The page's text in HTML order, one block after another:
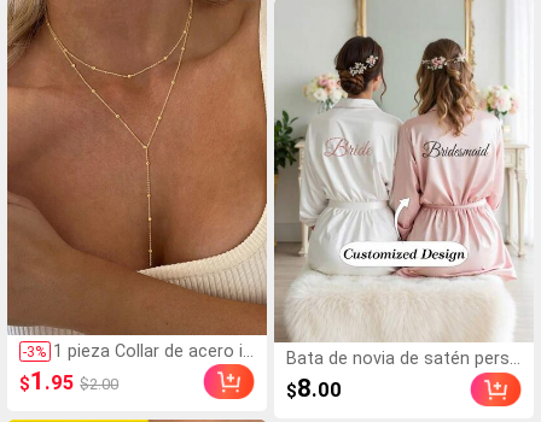
-3% 1 pieza Collar de acero in
oxidable de doble capa, c
ollar largo con colgante,
$1 .95 $2.00
res, Cubrepezones Invisi
bles sin Costuras, para
Uso Diario, Reutilizables
Bata de novia de satén perso
nalizada, diseño de media ma
nga, bata de dama de honor
$8.00